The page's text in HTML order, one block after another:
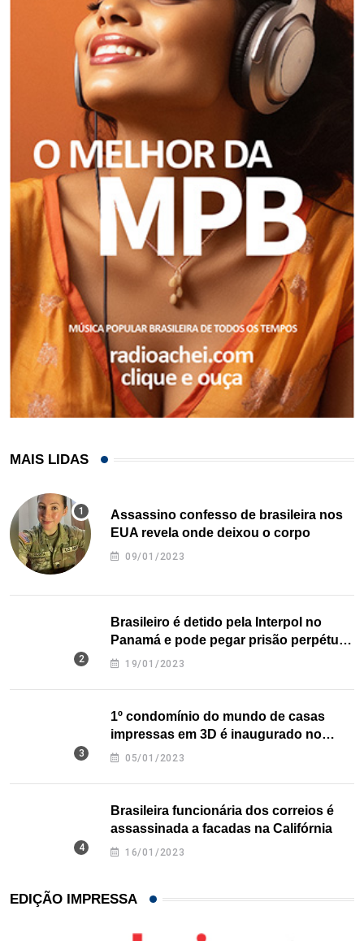
MAIS LIDAS
Assassino confesso de brasileira nos
EUA revela onde deixou o corpo
09/01/2023
Brasileiro é detido pela Interpol no
Panamá e pode pegar prisão perpétua
nos EUA
19/01/2023
1º condomínio do mundo de casas
impressas em 3D é inaugurado no
Texas
05/01/2023
Brasileira funcionária dos correios é
assassinada a facadas na Califórnia
16/01/2023
EDIÇÃO IMPRESSA